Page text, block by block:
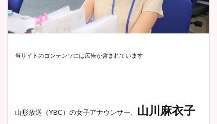
当サイトのコンテンツには広告が含まれています
山形放送（YBC）の女子アナウンサー、
山川麻衣子